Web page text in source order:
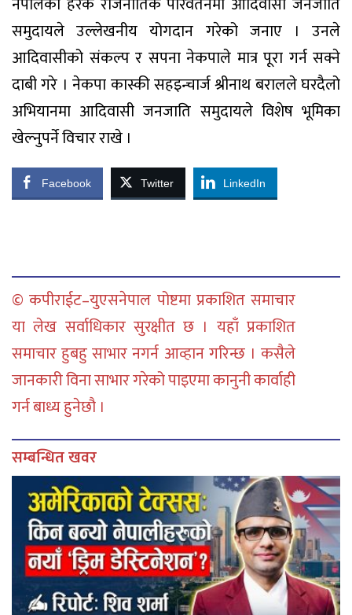
समुदायले उल्लेखनीय योगदान गरेको जनाए । उनले
आदिवासीको संकल्प र सपना नेकपाले मात्र पूरा गर्न सक्ने
दाबी गरे । नेकपा कास्की सहइन्चार्ज श्रीनाथ बरालले घरदैलो
अभियानमा आदिवासी जनजाति समुदायले विशेष भूमिका
खेल्नुपर्ने विचार राखे ।
Facebook Twitter LinkedIn
© कपीराईट–युएसनेपाल पोष्टमा प्रकाशित समाचार
या लेख सर्वाधिकार सुरक्षीत छ । यहाँ प्रकाशित
समाचार हुबहु साभार नगर्न आव्हान गरिन्छ । कसैले
जानकारी विना साभार गरेको पाइएमा कानुनी कार्वाही
गर्न बाध्य हुनेछौ ।
सम्बन्धित खवर